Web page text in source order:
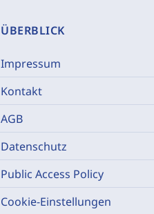
ÜBERBLICK
Impressum
Kontakt
AGB
Datenschutz
Public Access Policy
Cookie-Einstellungen